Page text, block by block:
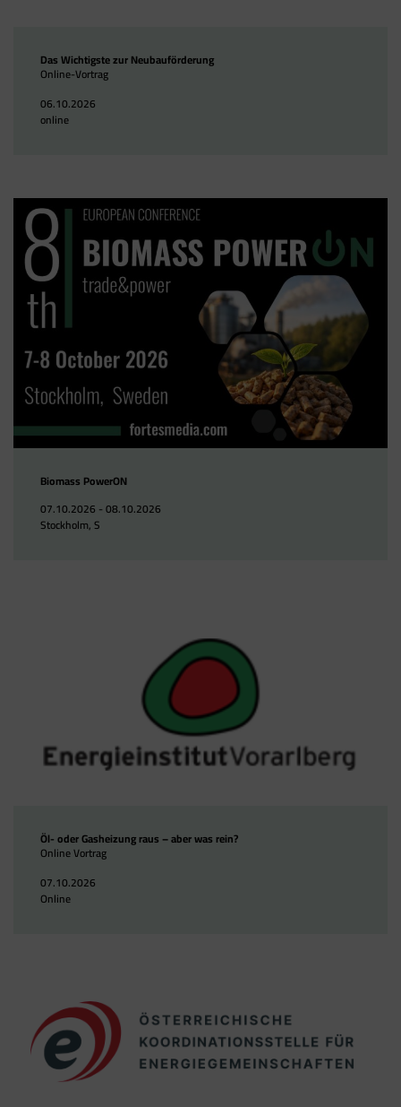
Das Wichtigste zur Neubauförderung
Online-Vortrag
06.10.2026
online
Biomass PowerON
07.10.2026 - 08.10.2026
Stockholm, S
Öl- oder Gasheizung raus – aber was rein?
Online Vortrag
07.10.2026
Online